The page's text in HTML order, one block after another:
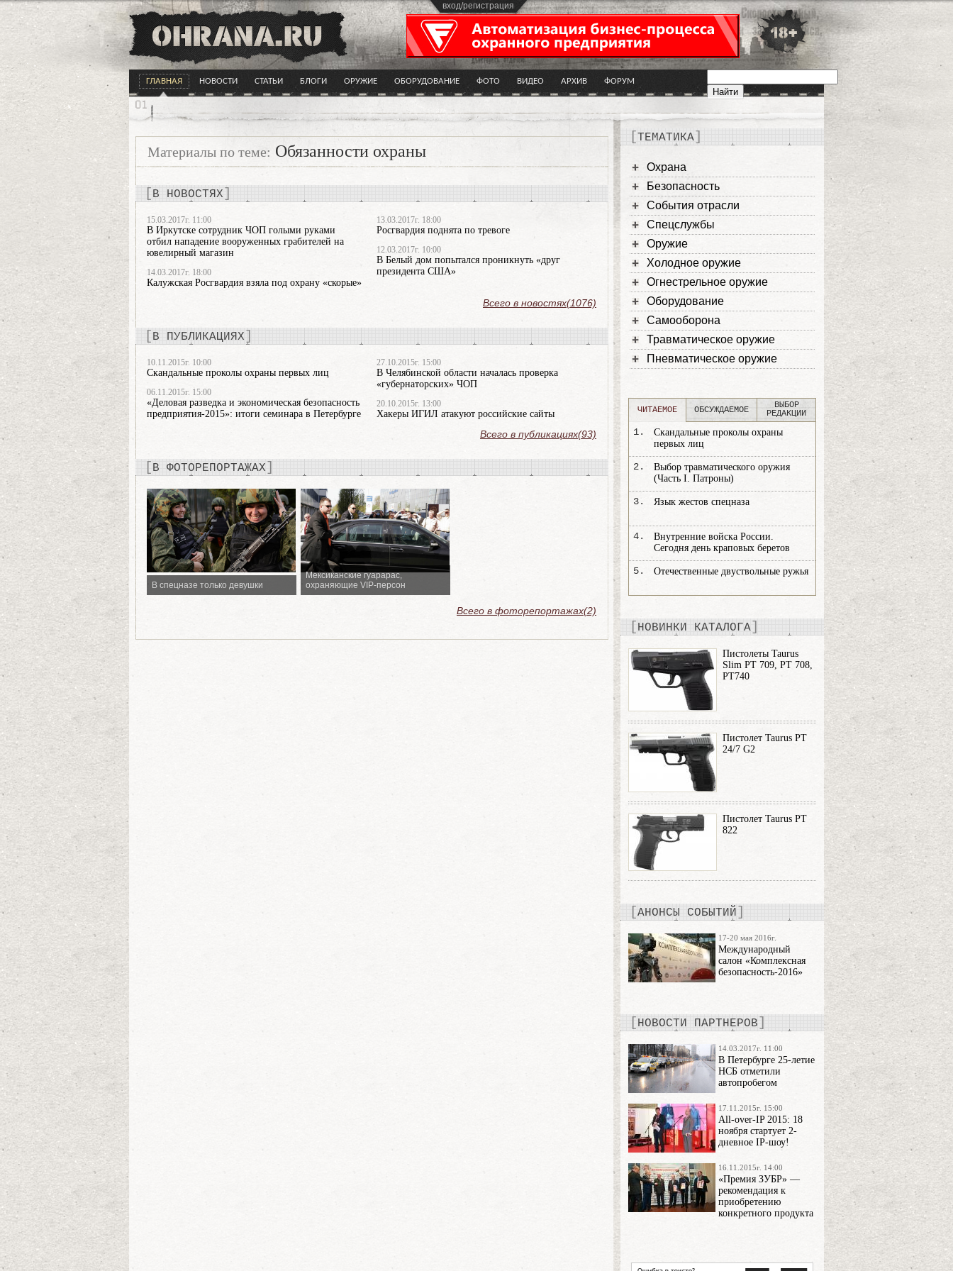
вход/регистрация
ГЛАВНАЯ НОВОСТИ СТАТЬИ БЛОГИ ОРУЖИЕ ОБОРУДОВАНИЕ ФОТО ВИДЕО АРХИВ ФОРУМ
Материалы по теме: Обязанности охраны
В НОВОСТЯХ
15.03.2017г. 11:00
В Иркутске сотрудник ЧОП голыми руками
отбил нападение вооруженных грабителей на
ювелирный магазин
14.03.2017г. 18:00
Калужская Росгвардия взяла под охрану «скорые»
13.03.2017г. 18:00
Росгвардия поднята по тревоге
12.03.2017г. 10:00
В Белый дом попытался проникнуть «друг
президента США»
Всего в новостях(1076)
В ПУБЛИКАЦИЯХ
10.11.2015г. 10:00
Скандальные проколы охраны первых лиц
06.11.2015г. 15:00
«Деловая разведка и экономическая безопасность
предприятия-2015»: итоги семинара в Петербурге
27.10.2015г. 15:00
В Челябинской области началась проверка
«губернаторских» ЧОП
20.10.2015г. 13:00
Хакеры ИГИЛ атакуют российские сайты
Всего в публикациях(93)
В ФОТОРЕПОРТАЖАХ
В спецназе только девушки
Мексиканские гуарарас,
охраняющие VIP-персон
Всего в фоторепортажах(2)
ТЕМАТИКА
Охрана
Безопасность
События отрасли
Спецслужбы
Оружие
Холодное оружие
Огнестрельное оружие
Оборудование
Самооборона
Травматическое оружие
Пневматическое оружие
ЧИТАЕМОЕ ОБСУЖДАЕМОЕ
ВЫБОР
РЕДАКЦИИ
Скандальные проколы охраны
первых лиц
1.
Выбор травматического оружия
(Часть I. Патроны)
2.
Язык жестов спецназа
3.
Внутренние войска России.
Сегодня день краповых беретов
4.
Отечественные двуствольные ружья
5.
НОВИНКИ КАТАЛОГА
Пистолеты Taurus
Slim PT 709, PT 708,
PT740
Пистолет Taurus PT
24/7 G2
Пистолет Taurus PT
822
АНОНСЫ СОБЫТИЙ
17-20 мая 2016г.
Международный
салон «Комплексная
безопасность-2016»
НОВОСТИ ПАРТНЕРОВ
14.03.2017г. 11:00
В Петербурге 25-летие
НСБ отметили
автопробегом
17.11.2015г. 15:00
All-over-IP 2015: 18
ноября стартует 2-
дневное IP-шоу!
16.11.2015г. 14:00
«Премия ЗУБР» —
рекомендация к
приобретению
конкретного продукта